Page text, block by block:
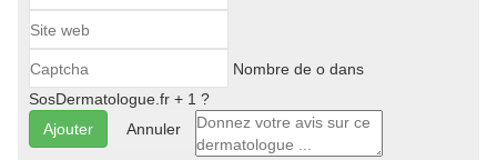
Nombre de o dans
SosDermatologue.fr + 1 ?
Annuler